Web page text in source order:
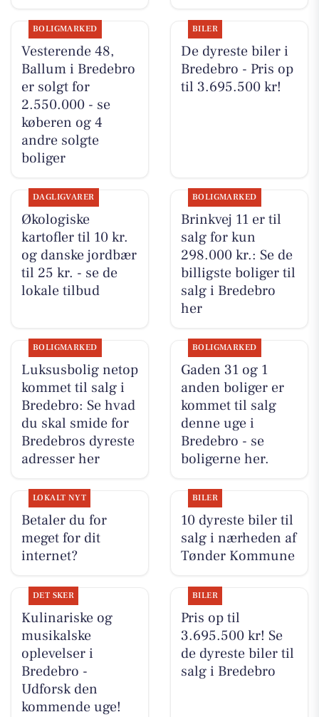
BOLIGMARKED
Vesterende 48,
Ballum i Bredebro
er solgt for
2.550.000 - se
køberen og 4
andre solgte
boliger
BILER
De dyreste biler i
Bredebro - Pris op
til 3.695.500 kr!
DAGLIGVARER
Økologiske
kartofler til 10 kr.
og danske jordbær
til 25 kr. - se de
lokale tilbud
BOLIGMARKED
Brinkvej 11 er til
salg for kun
298.000 kr.: Se de
billigste boliger til
salg i Bredebro
her
BOLIGMARKED
Luksusbolig netop
kommet til salg i
Bredebro: Se hvad
du skal smide for
Bredebros dyreste
adresser her
BOLIGMARKED
Gaden 31 og 1
anden boliger er
kommet til salg
denne uge i
Bredebro - se
boligerne her.
LOKALT NYT
Betaler du for
meget for dit
internet?
BILER
10 dyreste biler til
salg i nærheden af
Tønder Kommune
DET SKER
Kulinariske og
musikalske
oplevelser i
Bredebro -
Udforsk den
kommende uge!
BILER
Pris op til
3.695.500 kr! Se
de dyreste biler til
salg i Bredebro